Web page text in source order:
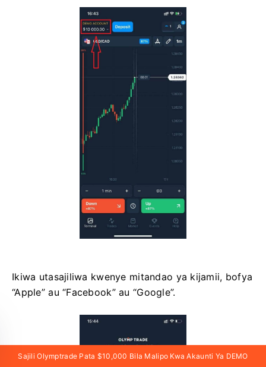
Ikiwa utasajiliwa kwenye mitandao ya kijamii, bofya
“Apple” au “Facebook” au “Google”.
Sajili Olymptrade Pata $10,000 Bila Malipo Kwa Akaunti Ya DEMO